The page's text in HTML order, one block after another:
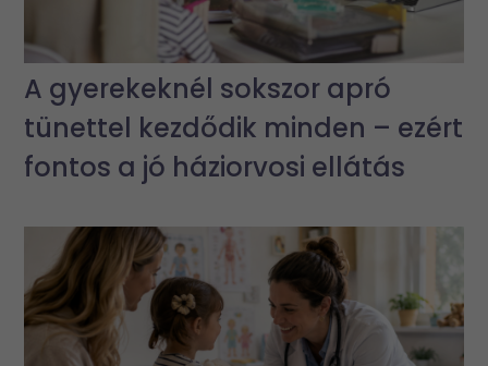
A gyerekeknél sokszor apró
tünettel kezdődik minden – ezért
fontos a jó háziorvosi ellátás